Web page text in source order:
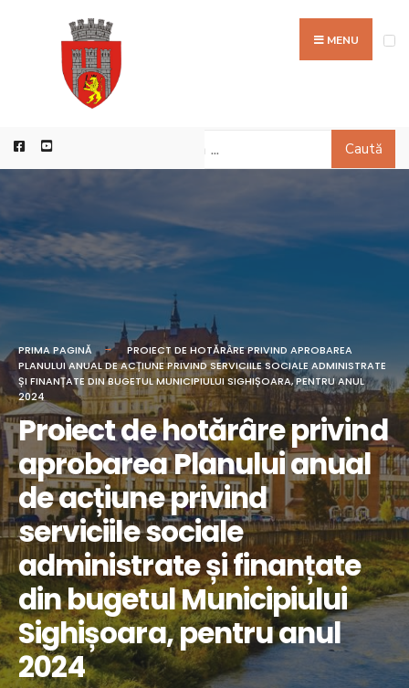
MENU
Caută
PRIMA PAGINĂ
PROIECT DE HOTĂRÂRE PRIVIND APROBAREA
PLANULUI ANUAL DE ACȚIUNE PRIVIND SERVICIILE SOCIALE ADMINISTRATE
ȘI FINANȚATE DIN BUGETUL MUNICIPIULUI SIGHIȘOARA, PENTRU ANUL
2024
Proiect de hotărâre privind
aprobarea Planului anual
de acțiune privind
serviciile sociale
administrate și finanțate
din bugetul Municipiului
Sighișoara, pentru anul
2024